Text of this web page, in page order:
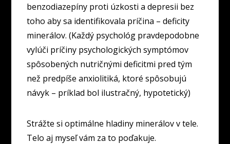
benzodiazepíny proti úzkosti a depresii bez
toho aby sa identifikovala príčina – deficity
minerálov. (Každý psychológ pravdepodobne
vylúči príčiny psychologických symptómov
spôsobených nutričnými deficitmi pred tým
než predpíše anxiolitiká, ktoré spôsobujú
návyk – príklad bol ilustračný, hypotetický)
Strážte si optimálne hladiny minerálov v tele.
Telo aj myseľ vám za to poďakuje.